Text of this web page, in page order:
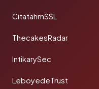
CitatahmSSL
ThecakesRadar
IntikarySec
LeboyedeTrust